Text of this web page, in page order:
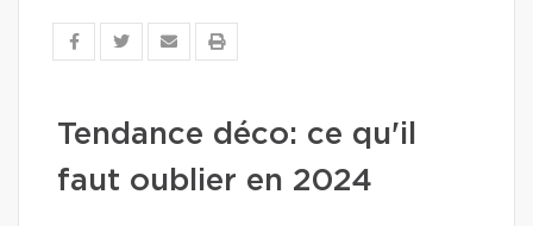
Tendance déco: ce qu'il
faut oublier en 2024